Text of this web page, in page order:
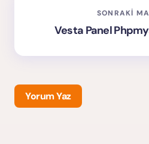
SONRAKI
Vesta Panel
Yorum Yaz